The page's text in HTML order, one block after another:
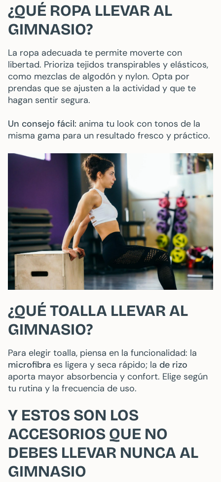
¿QUÉ ROPA LLEVAR AL
GIMNASIO?
La ropa adecuada te permite moverte con
libertad. Prioriza tejidos transpirables y elásticos,
como mezclas de algodón y nylon. Opta por
prendas que se ajusten a la actividad y que te
hagan sentir segura.
Un consejo fácil: anima tu look con tonos de la
misma gama para un resultado fresco y práctico.
¿QUÉ TOALLA LLEVAR AL
GIMNASIO?
Para elegir toalla, piensa en la funcionalidad: la
microfibra es ligera y seca rápido; la de rizo
aporta mayor absorbencia y confort. Elige según
tu rutina y la frecuencia de uso.
Y ESTOS SON LOS
ACCESORIOS QUE NO
DEBES LLEVAR NUNCA AL
GIMNASIO